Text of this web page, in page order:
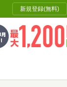
新規登録(無料)